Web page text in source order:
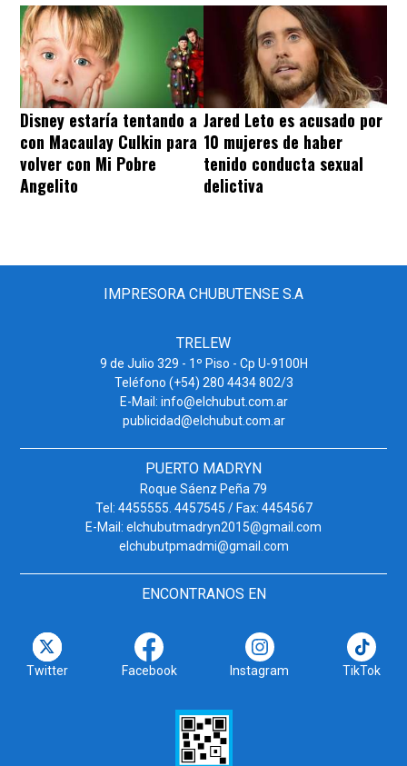
Disney estaría tentando a
con Macaulay Culkin para
volver con Mi Pobre
Angelito
Jared Leto es acusado por
10 mujeres de haber
tenido conducta sexual
delictiva
IMPRESORA CHUBUTENSE S.A
TRELEW
9 de Julio 329 - 1º Piso - Cp U-9100H
Teléfono (+54) 280 4434 802/3
E-Mail: info@elchubut.com.ar
publicidad@elchubut.com.ar
PUERTO MADRYN
Roque Sáenz Peña 79
Tel: 4455555. 4457545 / Fax: 4454567
E-Mail: elchubutmadryn2015@gmail.com
elchubutpmadmi@gmail.com
ENCONTRANOS EN
Twitter Facebook Instagram TikTok